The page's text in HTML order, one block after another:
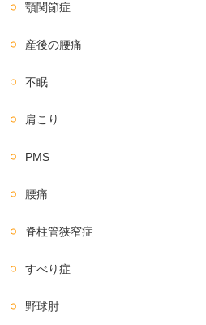
顎関節症
産後の腰痛
不眠
肩こり
PMS
腰痛
脊柱管狭窄症
すべり症
野球肘